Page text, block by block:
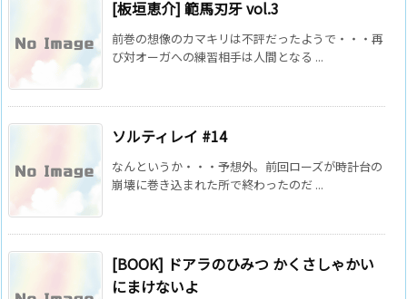
[板垣恵介] 範馬刃牙 vol.3
前巻の想像のカマキリは不評だったようで・・・再
び対オーガへの練習相手は人間となる ...
ソルティレイ #14
なんというか・・・予想外。前回ローズが時計台の
崩壊に巻き込まれた所で終わったのだ ...
[BOOK] ドアラのひみつ かくさしゃかい
にまけないよ